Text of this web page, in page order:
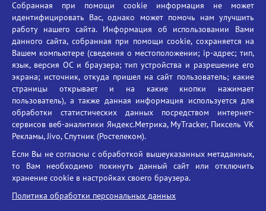
Противодействие угрозам информационной безопасности
Социальные ролики - Генеральная прокуратура РФ
Противодействие коррупции
БГУ против наркотиков
Брянский государственный университет
имени академика И.Г. Петровского
Время работы: пн-пт 09:00-18:00
E-mail: bryanskgu@mail.ru
Телефон: +7(4832)58-90-85
Собранная при помощи cookie информация не может
идентифицировать Вас, однако может помочь нам улучшить
работу нашего сайта. Информация об использовании Вами
данного сайта, собранная при помощи cookie, сохраняется на
Вашем компьютере (сведения о местоположении; ip-адрес; тип,
язык, версия ОС и браузера; тип устройства и разрешение его
экрана; источник, откуда пришел на сайт пользователь; какие
страницы открывает и на какие кнопки нажимает
пользователь), а также данная информация используется для
обработки статистических данных посредством интернет-
сервисов веб-аналитики Яндекс.Метрика, MyTracker, Пиксель VK
Рекламы, Jivo, Спутник (Ростелеком).
Если Вы не согласны с обработкой вышеуказанных метаданных,
то Вам необходимо покинуть данный сайт или отключить
хранение cookie в настройках своего браузера.
Политика обработки персональных данных